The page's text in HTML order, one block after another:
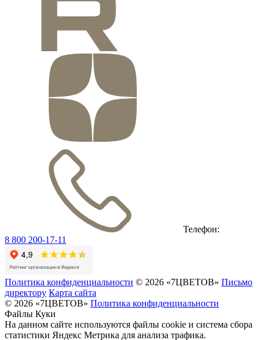
Телефон:
8 800 200-17-11
Политика конфиденциальности © 2026 «7ЦВЕТОВ» Письмо
директору Карта сайта
© 2026 «7ЦВЕТОВ» Политика конфиденциальности
Файлы Куки
На данном сайте используются файлы cookie и система сбора
статистики Яндекс Метрика для анализа трафика.